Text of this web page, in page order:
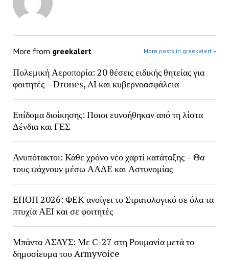
More from greekalert More posts in greekalert »
Πολεμική Αεροπορία: 20 θέσεις ειδικής θητείας για
φοιτητές – Drones, AI και κυβερνοασφάλεια
Επίδομα διοίκησης: Ποιοι ευνοήθηκαν από τη λίστα
Δένδια και ΓΕΣ
Ανυπότακτοι: Κάθε χρόνο νέο χαρτί κατάταξης – Θα
τους ψάχνουν μέσω ΑΑΔΕ και Αστυνομίας
ΕΠΟΠ 2026: ΦΕΚ ανοίγει το Στρατολογικό σε όλα τα
πτυχία ΑΕΙ και σε φοιτητές
Μπάντα ΑΣΔΥΣ: Με C-27 στη Ρουμανία μετά το
δημοσίευμα του Armyvoice